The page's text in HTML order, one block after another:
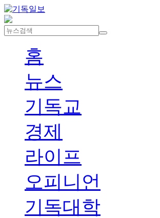
홈
뉴스
기독교
경제
라이프
오피니언
기독대학